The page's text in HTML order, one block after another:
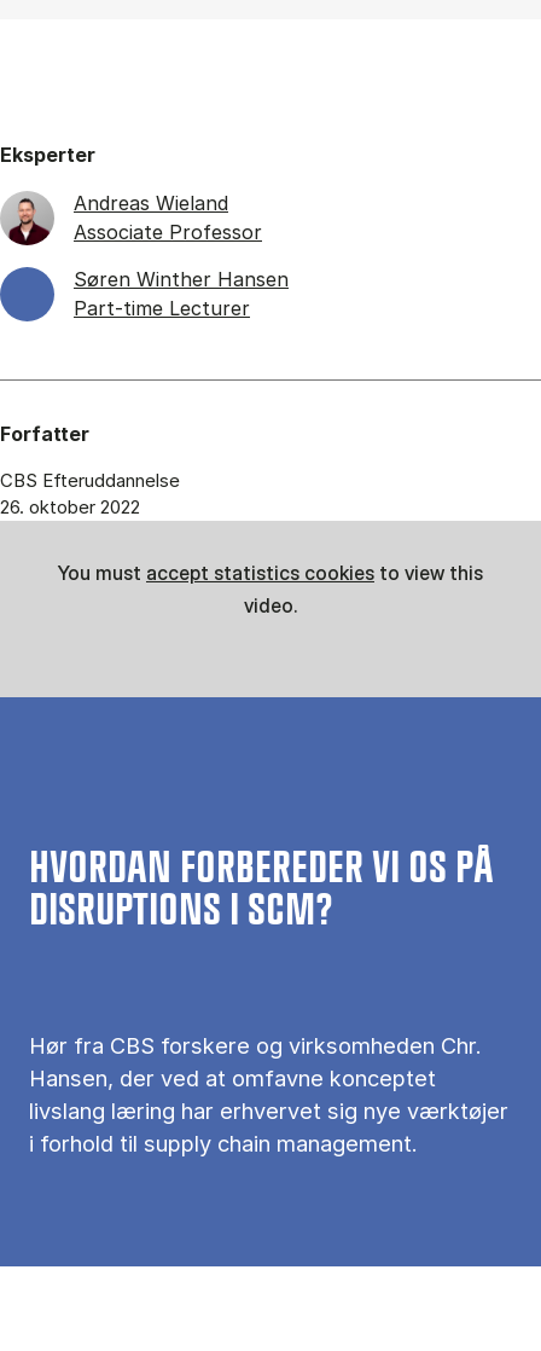
Eksperter
Andreas Wieland
Associate Professor
Søren Winther Hansen
Part-time Lecturer
Forfatter
CBS Efteruddannelse
26. oktober 2022
HVORDAN FORBEREDER VI OS PÅ
DISRUPTIONS I SCM?
Hør fra CBS forskere og virksomheden Chr.
Hansen, der ved at omfavne konceptet
livslang læring har erhvervet sig nye værktøjer
i forhold til supply chain management.
You must accept statistics cookies to view this
video.